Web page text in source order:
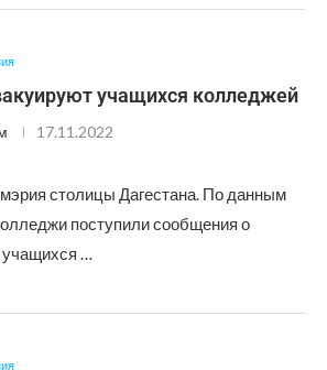
учащихся колледжей
17.11.2022
столицы Дагестана. По данным
поступили сообщения о
учащихся …